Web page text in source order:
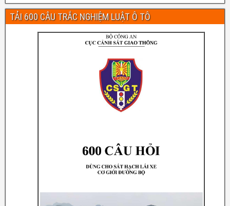
TẢI 600 CÂU TRẮC NGHIỆM LUẬT Ô TÔ